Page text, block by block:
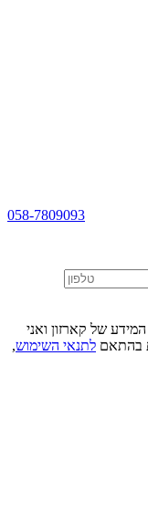
058-7809093
של קארזון ואני
בהתאם לתנאי השימוש,